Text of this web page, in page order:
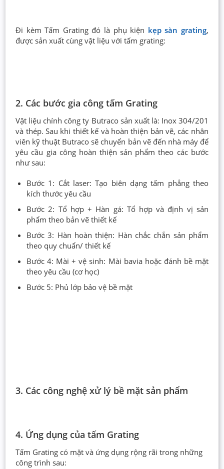
Đi kèm Tấm Grating đó là phụ kiện kẹp sàn grating,
được sản xuất cùng vật liệu với tấm grating:
2. Các bước gia công tấm Grating
Vật liệu chính công ty Butraco sản xuất là: Inox 304/201
và thép. Sau khi thiết kế và hoàn thiện bản vẽ, các nhân
viên kỹ thuật Butraco sẽ chuyển bản vẽ đến nhà máy để
yêu cầu gia công hoàn thiện sản phẩm theo các bước
như sau:
Bước 1: Cắt laser: Tạo biên dạng tấm phẳng theo
kích thước yêu cầu
Bước 2: Tổ hợp + Hàn gá: Tổ hợp và định vị sản
phẩm theo bản vẽ thiết kế
Bước 3: Hàn hoàn thiện: Hàn chắc chắn sản phẩm
theo quy chuẩn/ thiết kế
Bước 4: Mài + vệ sinh: Mài bavia hoặc đánh bề mặt
theo yêu cầu (cơ học)
Bước 5: Phủ lớp bảo vệ bề mặt
3. Các công nghệ xử lý bề mặt sản phẩm
4. Ứng dụng của tấm Grating
Tấm Grating có mặt và ứng dụng rộng rãi trong những
công trình sau: